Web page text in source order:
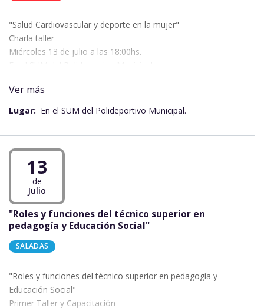
"Salud Cardiovascular y deporte en la mujer"
Charla taller
Miércoles 13 de julio a las 18:00hs.
Ver más
Lugar: En el SUM del Polideportivo Municipal.
13
de
Julio
"Roles y funciones del técnico superior en
pedagogía y Educación Social"
SALADAS
"Roles y funciones del técnico superior en pedagogía y
Educación Social"
Primer Taller y Capacitación